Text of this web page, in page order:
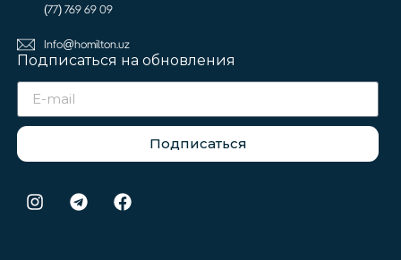
(77) 769 69 09
Info@homilton.uz
Подписаться на обновления
Подписаться